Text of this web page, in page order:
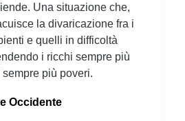
Una situazione che,
la divaricazione fra i
e quelli in difficoltà
i ricchi sempre più
più poveri.
Occidente